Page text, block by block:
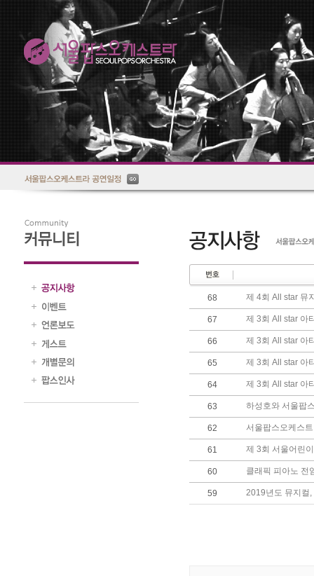
68 제 4회 All star 뮤
67 제 3회 All star 아
66 제 3회 All star 아
65 제 3회 All star 아
64 제 3회 All star 아
63 하성호와 서울팝
62 서울팝스오케스
61 제 3회 서울어린
60 클래픽 피아노 전
59 2019년도 뮤지컬